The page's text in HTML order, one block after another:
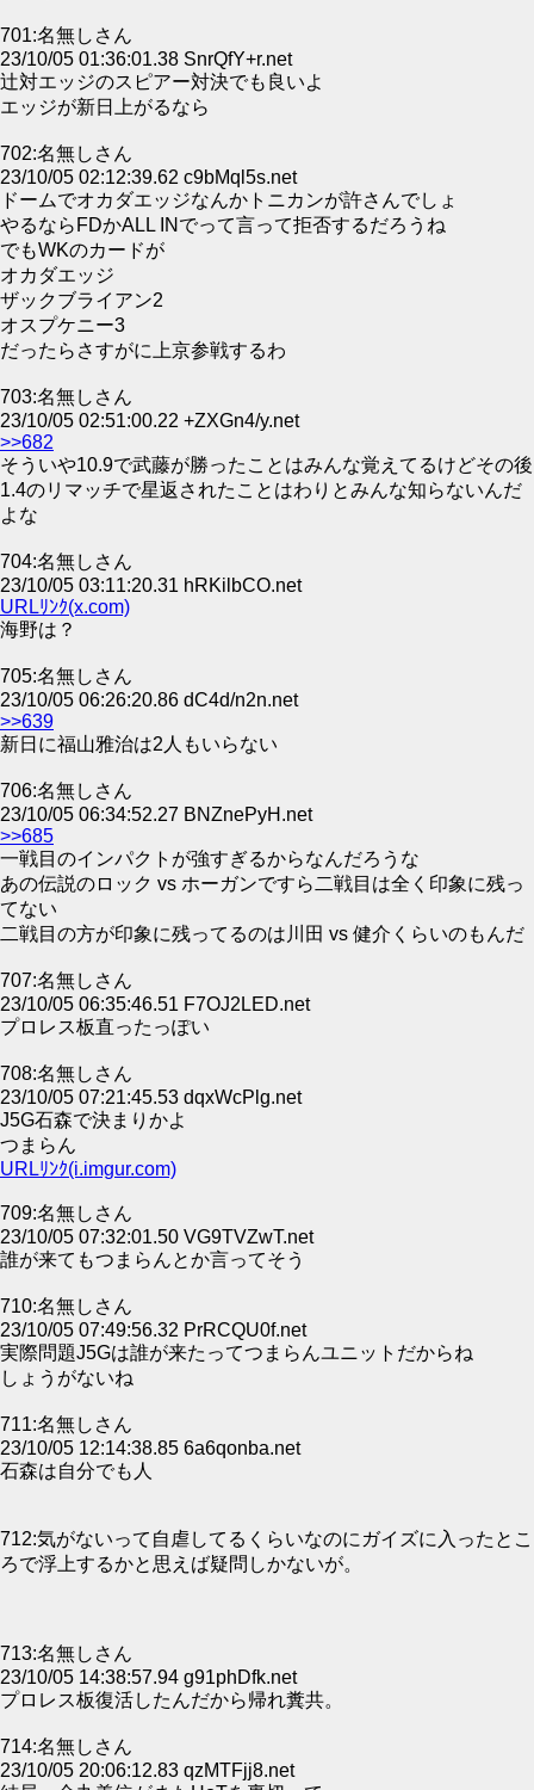
701:名無しさん
23/10/05 01:36:01.38 SnrQfY+r.net
辻対エッジのスピアー対決でも良いよ
エッジが新日上がるなら
702:名無しさん
23/10/05 02:12:39.62 c9bMql5s.net
ドームでオカダエッジなんかトニカンが許さんでしょ
やるならFDかALL INでって言って拒否するだろうね
でもWKのカードが
オカダエッジ
ザックブライアン2
オスプケニー3
だったらさすがに上京参戦するわ
703:名無しさん
23/10/05 02:51:00.22 +ZXGn4/y.net
>>682
そういや10.9で武藤が勝ったことはみんな覚えてるけどその後
1.4のリマッチで星返されたことはわりとみんな知らないんだ
よな
704:名無しさん
23/10/05 03:11:20.31 hRKilbCO.net
URLﾘﾝｸ(x.com)
海野は？
705:名無しさん
23/10/05 06:26:20.86 dC4d/n2n.net
>>639
新日に福山雅治は2人もいらない
706:名無しさん
23/10/05 06:34:52.27 BNZnePyH.net
>>685
一戦目のインパクトが強すぎるからなんだろうな
あの伝説のロック vs ホーガンですら二戦目は全く印象に残っ
てない
二戦目の方が印象に残ってるのは川田 vs 健介くらいのもんだ
707:名無しさん
23/10/05 06:35:46.51 F7OJ2LED.net
プロレス板直ったっぽい
708:名無しさん
23/10/05 07:21:45.53 dqxWcPlg.net
J5G石森で決まりかよ
つまらん
URLﾘﾝｸ(i.imgur.com)
709:名無しさん
23/10/05 07:32:01.50 VG9TVZwT.net
誰が来てもつまらんとか言ってそう
710:名無しさん
23/10/05 07:49:56.32 PrRCQU0f.net
実際問題J5Gは誰が来たってつまらんユニットだからね
しょうがないね
711:名無しさん
23/10/05 12:14:38.85 6a6qonba.net
石森は自分でも人
712:気がないって自虐してるくらいなのにガイズに入ったとこ
ろで浮上するかと思えば疑問しかないが。
713:名無しさん
23/10/05 14:38:57.94 g91phDfk.net
プロレス板復活したんだから帰れ糞共。
714:名無しさん
23/10/05 20:06:12.83 qzMTFjj8.net